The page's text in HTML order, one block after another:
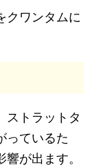
クワンタムに
ストラットタ
っているた
が出ます。